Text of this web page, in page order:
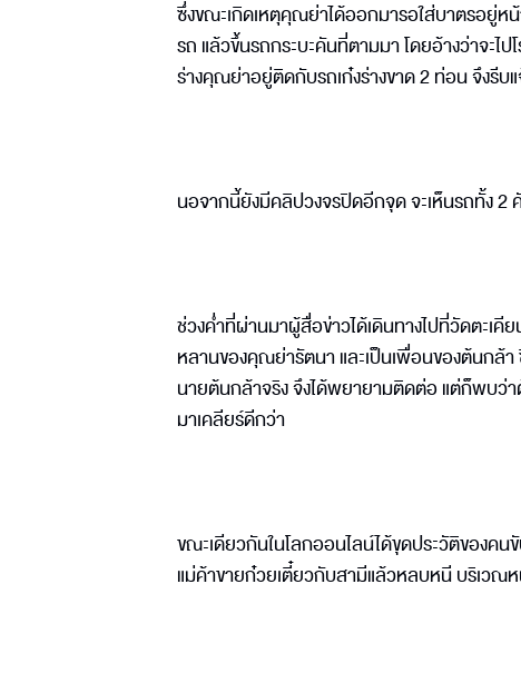
ซึ่งขณะเกิดเหตุคุณย่าได้ออกมารอใส่บาตรอยู่
รถ แล้วขึ้นรถกระบะคันที่ตามมา โดยอ้างว่าจะ
ร่างคุณย่าอยู่ติดกับรถเก๋งร่างขาด 2 ท่อน จึงรีบ
นอจากนี้ยังมีคลิปวงจรปิดอีกจุด จะเห็นรถทั้ง 2
ช่วงค่ำที่ผ่านมาผู้สื่อข่าวได้เดินทางไปที่วัดตะเ
หลานของคุณย่ารัตนา และเป็นเพื่อนของต้นกล้
นายต้นกล้าจริง จึงได้พยายามติดต่อ แต่ก็พบว่
มาเคลียร์ดีกว่า
ขณะเดียวกันในโลกออนไลน์ได้ขุดประวัติของค
แม่ค้าขายก๋วยเตี๋ยวกับสามีแล้วหลบหนี บริเวณ